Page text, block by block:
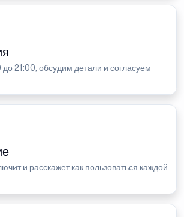
21:00, обсудим детали и согласуем
и расскажет как пользоваться каждой